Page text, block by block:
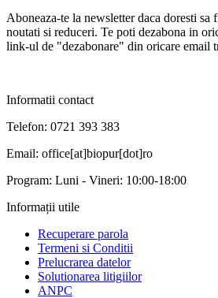
Aboneaza-te la newsletter daca doresti sa
noutati si reduceri. Te poti dezabona in
link-ul de "dezabonare" din oricare email
Informatii contact
Telefon: 0721 393 383
Email: office[at]biopur[dot]ro
Program: Luni - Vineri: 10:00-18:00
Informații utile
Recuperare parola
Termeni si Conditii
Prelucrarea datelor
Solutionarea litigiilor
ANPC